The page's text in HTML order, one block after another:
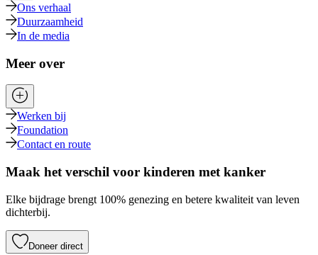
Ons verhaal
Duurzaamheid
In de media
Meer over
Werken bij
Foundation
Contact en route
Maak het verschil voor kinderen met kanker
Elke bijdrage brengt 100% genezing en betere kwaliteit van leven
dichterbij.
Doneer direct